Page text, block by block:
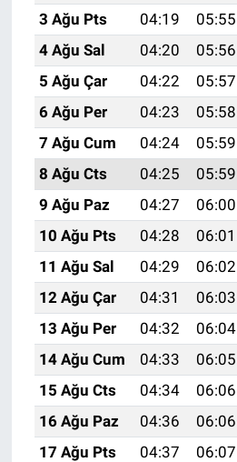
3 Ağu Pts
04:19 05:55
4 Ağu Sal
04:20 05:56
5 Ağu Çar
04:22 05:57
6 Ağu Per
04:23 05:58
7 Ağu Cum
04:24 05:59
8 Ağu Cts
04:25 05:59
9 Ağu Paz
04:27 06:00
10 Ağu Pts
04:28 06:01
11 Ağu Sal
04:29 06:02
12 Ağu Çar
04:31 06:03
13 Ağu Per
04:32 06:04
14 Ağu Cum
04:33 06:05
15 Ağu Cts
04:34 06:06
16 Ağu Paz
04:36 06:06
17 Ağu Pts
04:37 06:07